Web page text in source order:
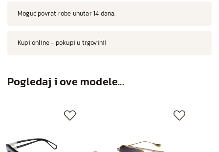
Moguć povrat robe unutar 14 dana.
Kupi online - pokupi u trgovini!
Pogledaj i ove modele...